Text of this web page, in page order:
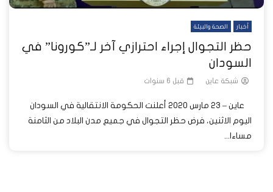
أخبار الصحة والبيئة
حظر التجوال إجراء احترازي آخر لـ”كورونا” في
السودان
شبكة عاين قبل 6 سنوات
عاين – 23 مارس 2020 أعلنت الحكومة الانتقالية في السودان
اليوم الاثنين، فرض حظر التجوال في جميع مدن البلاد من الثامنة
مساءا...